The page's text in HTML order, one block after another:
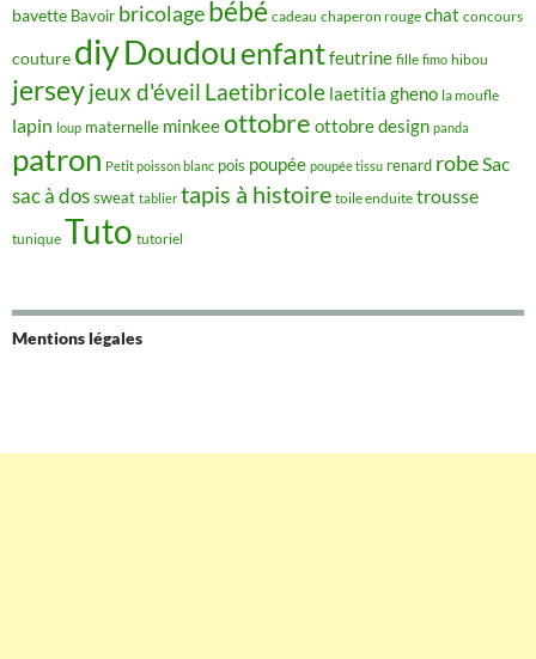
bavette Bavoir bricolagebébé cadeau chaperon rouge chat concours
couture diyDoudou enfantfeutrine fille fimo hibou
jerseyjeux d'éveil Laetibricole laetitia gheno la moufle
lapin loup maternelle minkeeottobre ottobre design panda
patron Petit poisson blanc pois poupée poupée tissu renard robe Sac
sac à dossweat tablier tapis à histoire toile enduite trousse
tunique Tuto tutoriel
Mentions légales